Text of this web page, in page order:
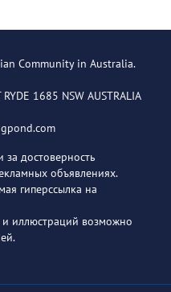
Community in Australia.
1685 NSW AUSTRALIA
за достоверность
объявлениях.
гиперссылка на
иллюстраций возможно